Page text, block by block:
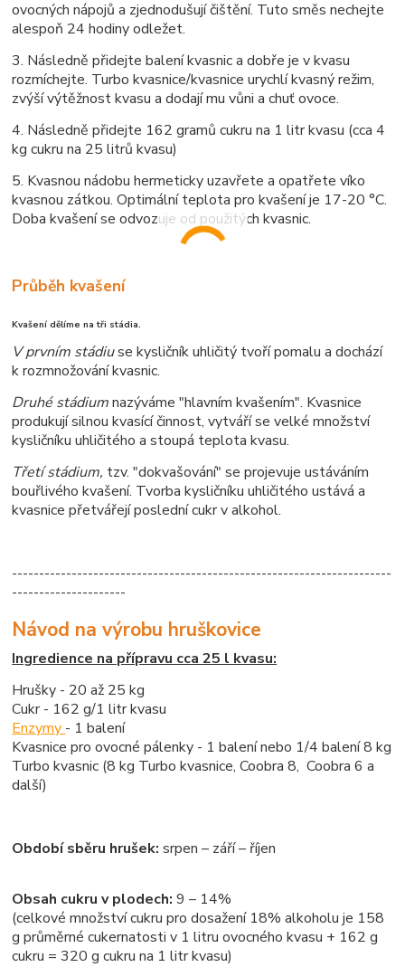
ovocných nápojů a zjednodušují čištění. Tuto směs nechejte
alespoň 24 hodiny odležet.
3. Následně přidejte balení kvasnic a dobře je v kvasu
rozmíchejte. Turbo kvasnice/kvasnice urychlí kvasný režim,
zvýší výtěžnost kvasu a dodají mu vůni a chuť ovoce.
4. Následně přidejte 162 gramů cukru na 1 litr kvasu (cca 4
kg cukru na 25 litrů kvasu)
5. Kvasnou nádobu hermeticky uzavřete a opatřete víko
kvasnou zátkou. Optimální teplota pro kvašení je 17-20 °C.
Doba kvašení se odvozuje od použitých kvasnic.
Průběh kvašení
Kvašení dělíme na tři stádia.
V prvním stádiuse kysličník uhličitý tvoří pomalu a dochází
k rozmnožování kvasnic.
Druhé stádiumnazýváme "hlavním kvašením". Kvasnice
produkují silnou kvasící činnost, vytváří se velké množství
kysličníku uhličitého a stoupá teplota kvasu.
Třetí stádium, tzv. "dokvašování" se projevuje ustáváním
bouřlivého kvašení. Tvorba kysličníku uhličitého ustává a
kvasnice přetvářejí poslední cukr v alkohol.
----------------------------------------------------------------------
---------------------
Návod na výrobu hruškovice
Ingredience na přípravu cca 25 l kvasu:
Hrušky - 20 až 25 kg
Cukr - 162 g/1 litr kvasu
Enzymy - 1 balení
Kvasnice pro ovocné pálenky - 1 balení nebo 1/4 balení 8 kg
Turbo kvasnic (8 kg Turbo kvasnice, Coobra 8, Coobra 6 a
další)
Období sběru hrušek: srpen – září – říjen
Obsah cukru v plodech:9 – 14%
(celkové množství cukru pro dosažení 18% alkoholu je 158
g průměrné cukernatosti v 1 litru ovocného kvasu + 162 g
cukru = 320 g cukru na 1 litr kvasu)